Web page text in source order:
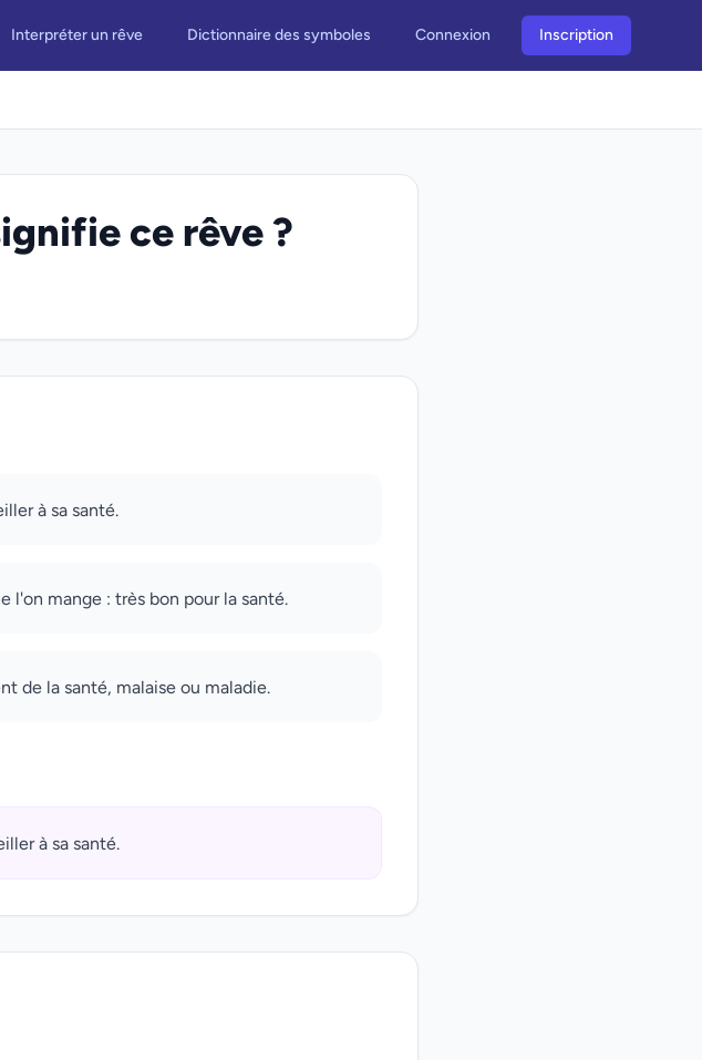
Interpréter un rêve Dictionnaire des symboles Connexion Inscription
ce rêve ?
à sa santé.
l'on mange : très bon pour la santé.
de la santé, malaise ou maladie.
à sa santé.